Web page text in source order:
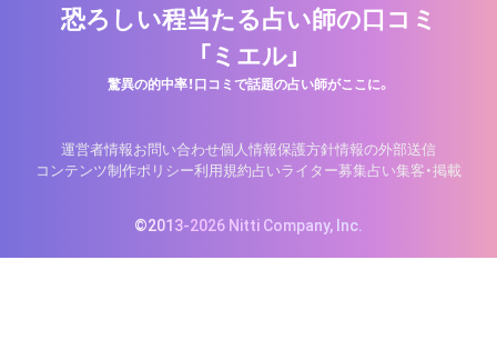
恐ろしい程当たる占い師の口コミ
「ミエル」
驚異の的中率！口コミで話題の占い師がここに。
運営者情報お問い合わせ個人情報保護方針情報の外部送信
コンテンツ制作ポリシー利用規約占いライター募集占い集客・掲載
©2013-2026 Nitti Company, Inc.